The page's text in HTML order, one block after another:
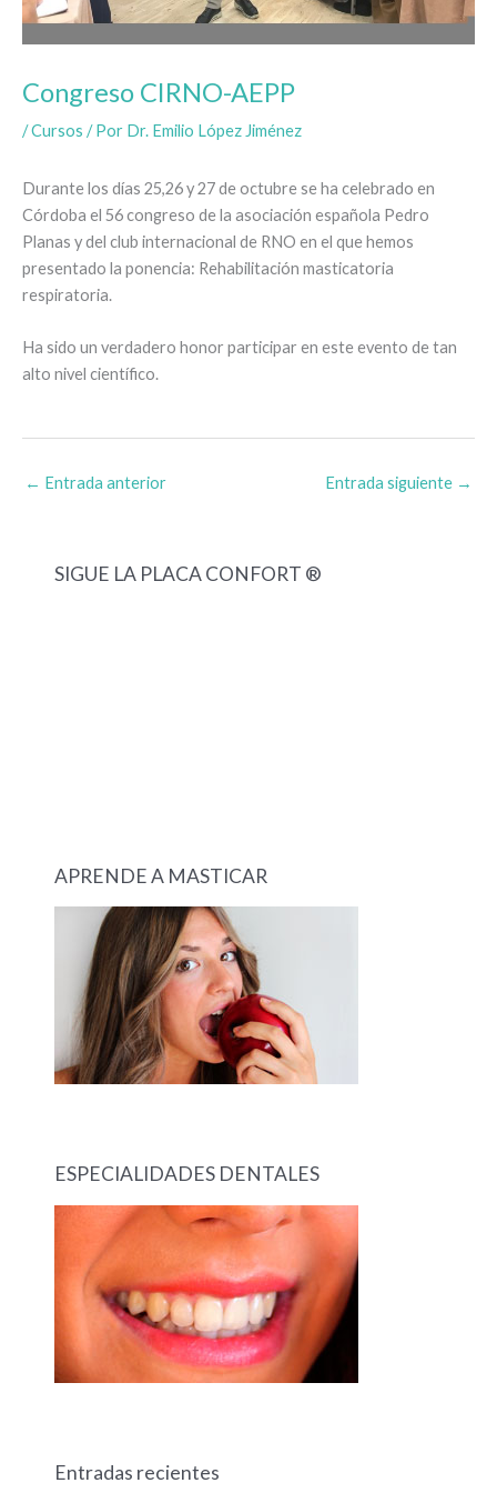
Congreso CIRNO-AEPP
/Cursos / Por Dr. Emilio López Jiménez
Durante los días 25,26 y 27 de octubre se ha celebrado en
Córdoba el 56 congreso de la asociación española Pedro
Planas y del club internacional de RNO en el que hemos
presentado la ponencia: Rehabilitación masticatoria
respiratoria.
Ha sido un verdadero honor participar en este evento de tan
alto nivel científico.
← Entrada anterior Entrada siguiente →
SIGUE LA PLACA CONFORT ®
APRENDE A MASTICAR
ESPECIALIDADES DENTALES
Entradas recientes